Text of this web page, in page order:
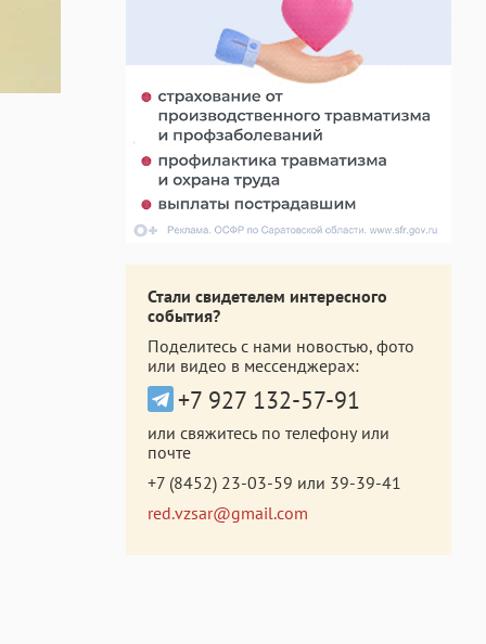
Стали свидетелем интересного
события?
Поделитесь с нами новостью, фото
или видео в мессенджерах:
+7 927 132-57-91
или свяжитесь по телефону или
почте
+7 (8452) 23-03-59 или 39-39-41
red.vzsar@gmail.com